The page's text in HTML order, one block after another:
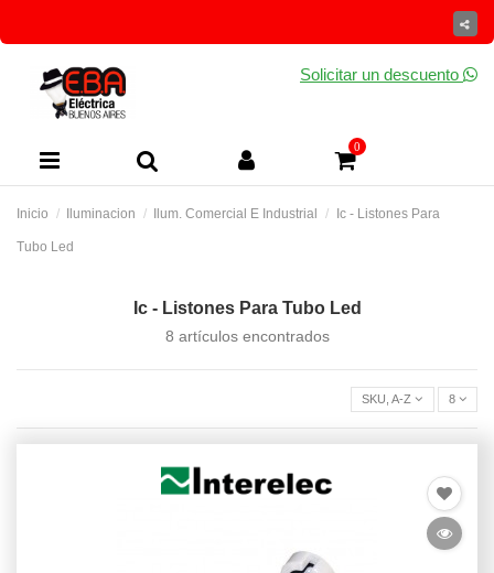
Solicitar un descuento
0
Inicio Iluminacion Ilum. Comercial E Industrial Ic - Listones Para
Tubo Led
Ic - Listones Para Tubo Led
8 artículos encontrados
SKU,